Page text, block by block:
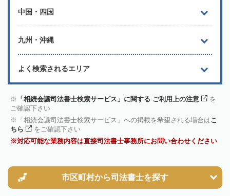
中国・四国
九州・沖縄
よく検索されるエリア
「相続会議司法書士検索サービス」に関する ご利用上の注意
を
ご確認下さい
「相続会議司法書士検索サービス」への掲載を希望される場合はこ
ちら
をご確認下さい
対応可能な業務内容は直接司法書士事務所にお問い合わせください
市区町村から司法書士を探す